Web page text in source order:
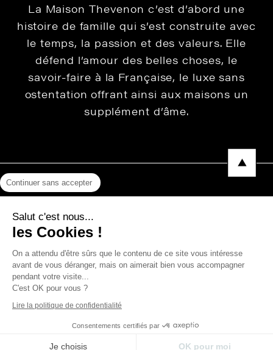
La Maison Thevenon c’est d’abord une
histoire de famille qui s’est construite avec
le temps, la passion et des valeurs. Elle
défend l’amour des belles choses, le
savoir-faire à la Française, le luxe sans
ostentation offrant ainsi aux maisons un
supplément d’âme.
Protection des données
Photos, Vidéos & Catalogues
Continuer sans accepter
Salut c'est nous...
les Cookies !
On a attendu d'être sûrs que le contenu de ce site vous intéresse
avant de vous déranger, mais on aimerait bien vous accompagner
pendant votre visite...
C'est OK pour vous ?
Lire la politique de confidentialité
Consentements certifiés par
Je choisis OK pour moi